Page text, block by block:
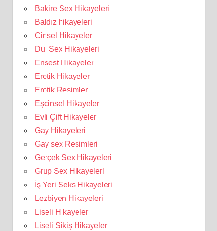
Bakire Sex Hikayeleri
Baldız hikayeleri
Cinsel Hikayeler
Dul Sex Hikayeleri
Ensest Hikayeler
Erotik Hikayeler
Erotik Resimler
Eşcinsel Hikayeler
Evli Çift Hikayeler
Gay Hikayeleri
Gay sex Resimleri
Gerçek Sex Hikayeleri
Grup Sex Hikayeleri
İş Yeri Seks Hikayeleri
Lezbiyen Hikayeleri
Liseli Hikayeler
Liseli Sikiş Hikayeleri